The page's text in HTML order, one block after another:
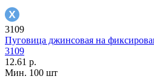
3109
Пуговица джинсовая на
3109
12.61 р.
Мин. 100 шт